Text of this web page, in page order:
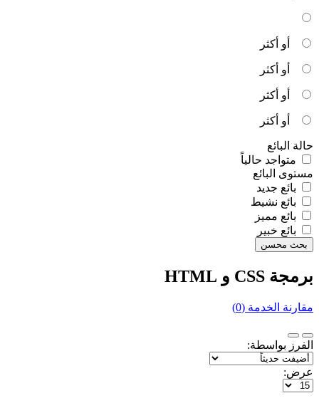
أو أكثر
أو أكثر
أو أكثر
أو أكثر
حالة البائع
متواجد حالياً
مستوى البائع
بائع جديد
بائع نشيط
بائع مميز
بائع خبير
بحث محسن
برمجة CSS و HTML
مقارنة الخدمة (0)
الفرز بواسطة:
عرض: